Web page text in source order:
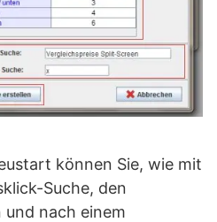
können Sie, wie mit
Suche, den
nach einem